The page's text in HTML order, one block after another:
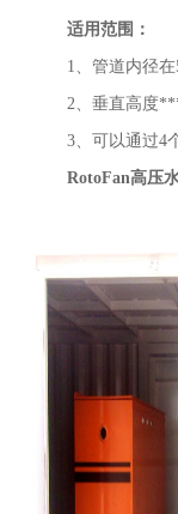
适用范围：
1、管道内径在
2、垂直高度***
3、可以通过4个
RotoFan高压